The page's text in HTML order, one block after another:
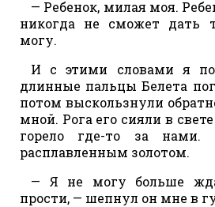
— Ребенок, милая моя.
никогда не сможет дать
могу.
И с этими словами я
длинные пальцы Белета
потом выскользнули
мной. Рога его сияли в
горело где-то за нами.
расплавленным золотом.
— Я не могу больше
прости, — шепнул он мне в